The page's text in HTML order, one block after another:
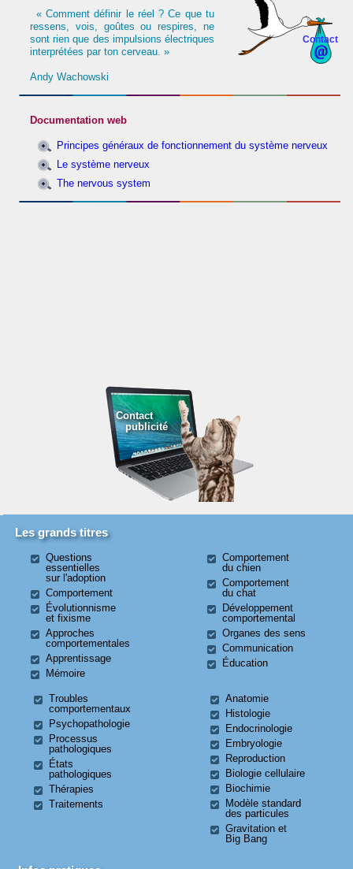
Contact
« Comment définir le réel ? Ce que tu
ressens, vois, goûtes ou respires, ne
sont rien que des impulsions électriques
interprétées par ton cerveau. »
Andy Wachowski
Documentation web
Principes généraux de fonctionnement du système nerveux
Le système nerveux
The nervous system
Contact
publicité
Les grands titres
Questions
essentielles
sur l'adoption
Comportement
Évolutionnisme
et fixisme
Approches
comportementales
Apprentissage
Mémoire
Comportement
du chien
Comportement
du chat
Développement
comportemental
Organes des sens
Communication
Éducation
Troubles
comportementaux
Psychopathologie
Processus
pathologiques
États
pathologiques
Thérapies
Traitements
Anatomie
Histologie
Endocrinologie
Embryologie
Reproduction
Biologie cellulaire
Biochimie
Modèle standard
des particules
Gravitation et
Big Bang